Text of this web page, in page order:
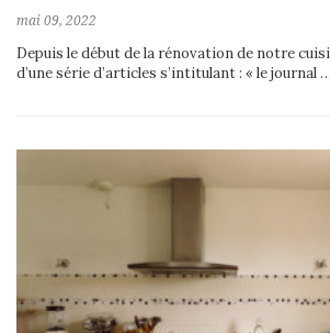
mai 09, 2022
Depuis le début de la rénovation de notre
d’une série d’articles s’intitulant : « le journal …